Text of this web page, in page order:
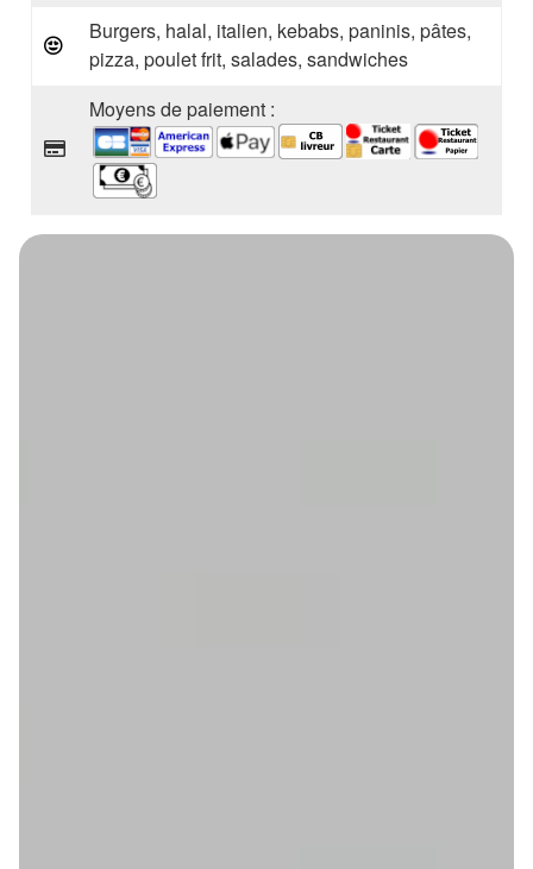
Burgers, halal, italien, kebabs, paninis, pâtes,
pizza, poulet frit, salades, sandwiches
Moyens de paiement :